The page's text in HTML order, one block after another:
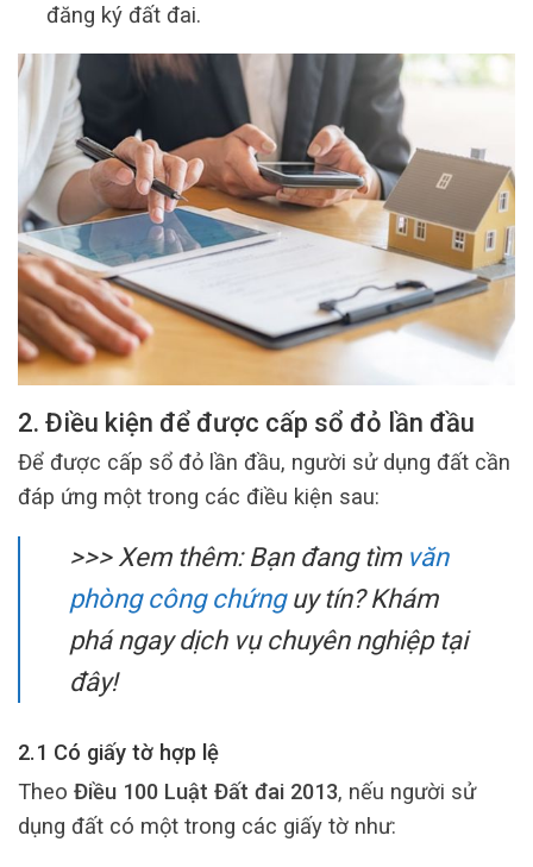
đăng ký đất đai.
2. Điều kiện để được cấp sổ đỏ lần đầu
Để được cấp sổ đỏ lần đầu, người sử dụng đất cần
đáp ứng một trong các điều kiện sau:
>>> Xem thêm: Bạn đang tìm văn
phòng công chứnguy tín? Khám
phá ngay dịch vụ chuyên nghiệp tại
đây!
2.1 Có giấy tờ hợp lệ
Theo Điều 100 Luật Đất đai 2013, nếu người sử
dụng đất có một trong các giấy tờ như: